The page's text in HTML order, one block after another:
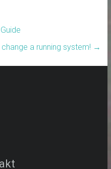
a running system! →